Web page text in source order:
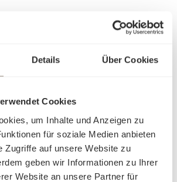
Details Über Cookies
Cookies
um Inhalte und Anzeigen zu
für soziale Medien anbieten
Zugriffe auf unsere Website zu
geben wir Informationen zu Ihrer
Website an unsere Partner für
man fühlt.
Sie sich für langlebige
Verarbeitung und textile Kompetenz –
das Komfort und Ästhetik auf